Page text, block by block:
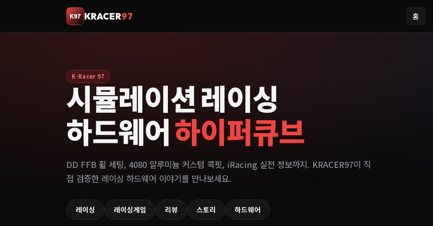
K97 KRACER97 홈
K-Racer 97
시뮬레이션 레이싱
하드웨어 하이퍼큐브
DD FFB 휠 세팅, 4080 알루미늄 커스텀 콕핏, iRacing 실전 정보까지. KRACER97이 직
접 검증한 레이싱 하드웨어 이야기를 만나보세요.
레이싱 레이싱게임 리뷰 스토리 하드웨어